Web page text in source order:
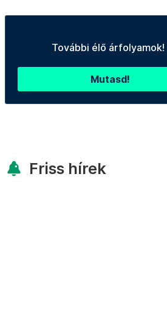
További élő árfolyamok!
Mutasd!
Friss hírek